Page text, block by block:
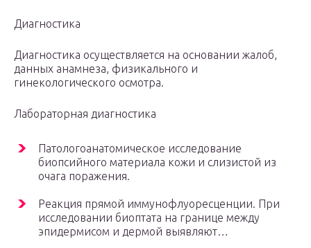
Диагностика
Диагностика осуществляется на основании жалоб,
данных анамнеза, физикального и
гинекологического осмотра.
Лабораторная диагностика
Патологоанатомическое исследование
биопсийного материала кожи и слизистой из
очага поражения.
Реакция прямой иммунофлуоресценции. При
исследовании биоптата на границе между
эпидермисом и дермой выявляют…